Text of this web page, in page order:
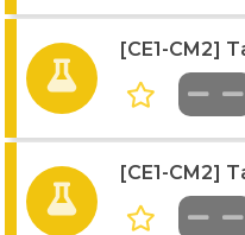
[CE1-CM2]
[CE1-CM2]